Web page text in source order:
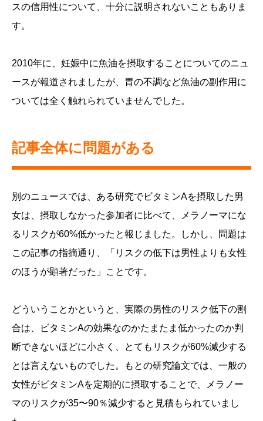
スの信用性について、十分に説明されないこともありま
す。
2010年に、妊娠中に魚油を摂取することについてのニュ
ースが報道されましたが、胃の不調など魚油の副作用に
ついては全く触れられていませんでした。
記事全体に問題がある
別のニュースでは、ある研究でビタミンAを摂取した男
女は、摂取しなかった参加者に比べて、メラノーマにな
るリスクが60%低かったと報じました。しかし、問題は
この記事の指摘通り、「リスクの低下は男性よりも女性
のほうが顕著だった」ことです。
どういうことかというと、実際の男性のリスク低下の割
合は、ビタミンAの効果なのかたまたま低かったのか判
断できないほどに小さく、とてもリスクが60%減少する
とは言えないものでした。もとの研究論文では、一般の
女性がビタミンAを定期的に摂取することで、メラノー
マのリスクが35〜90％減少すると見積もられていまし